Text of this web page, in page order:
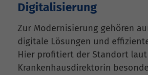
Digitalisierung
Zur Modernisierung gehören
digitale Lösungen und
Hier profitiert der Standort
Krankenhausdirektorin